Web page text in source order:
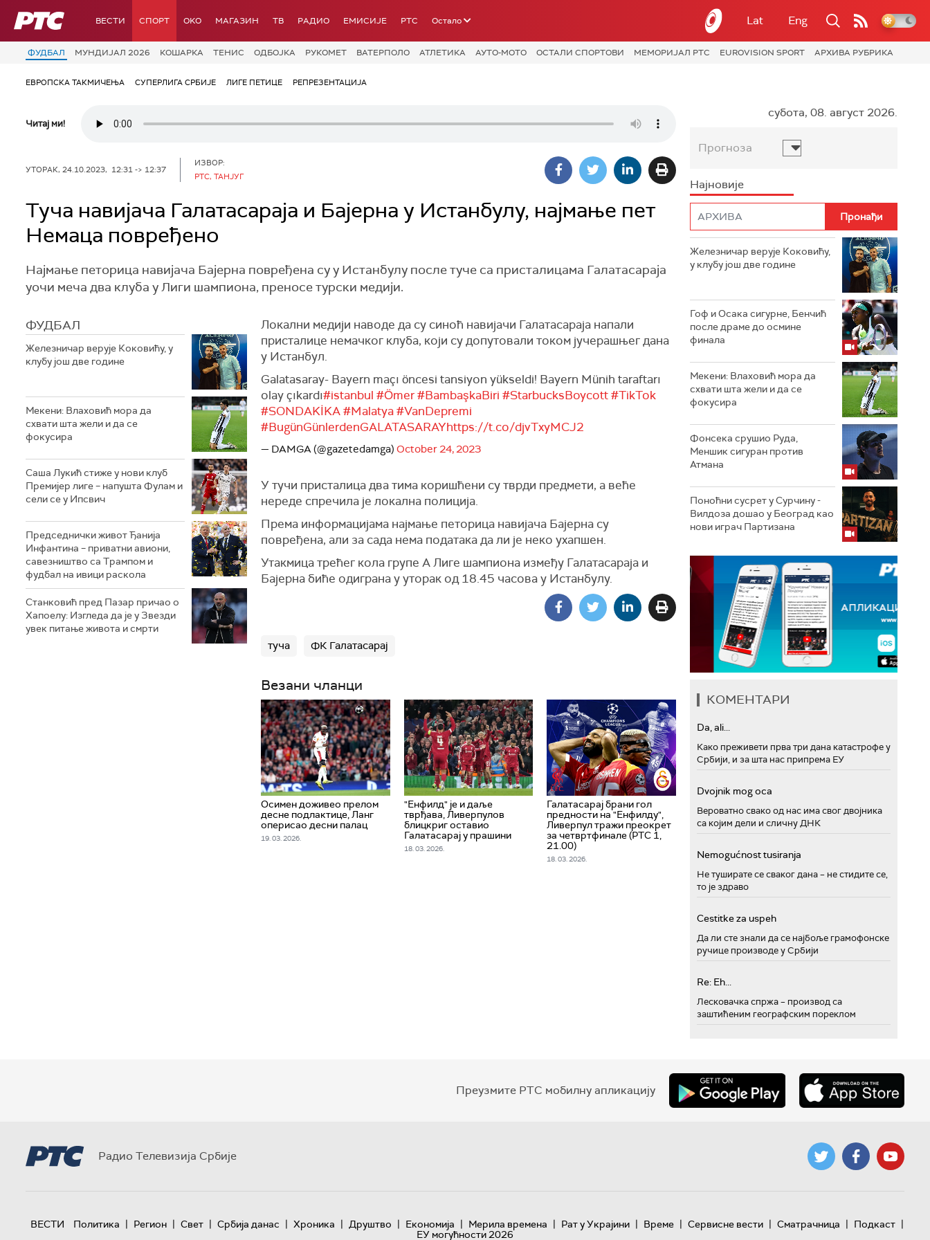
РТС ВЕСТИ СПОРТ OKO МАГАЗИН ТВ РАДИО ЕМИСИЈЕ РТС Остало Lat Eng
ФУДБАЛ МУНДИЈАЛ 2026 КОШАРКА ТЕНИС ОДБОЈКА РУКОМЕТ ВАТЕРПОЛО АТЛЕТИКА АУТО-МОТО ОСТАЛИ СПОРТОВИ МЕМОРИЈАЛ РТС EUROVISION SPORT АРХИВА РУБРИКА
ЕВРОПСКА ТАКМИЧЕЊА СУПЕРЛИГА СРБИЈЕ ЛИГЕ ПЕТИЦЕ РЕПРЕЗЕНТАЦИЈА
Читај ми!
УТОРАК, 24.10.2023, 12:31 -> 12:37
ИЗВОР:
РТС, ТАНЈУГ
Туча навијача Галатасараја и Бајерна у Истанбулу, најмање пет
Немаца повређено
Најмање петорица навијача Бајерна повређена су у Истанбулу после туче са присталицама Галатасараја
уочи меча два клуба у Лиги шампиона, преносе турски медији.
ФУДБАЛ
Железничар верује Коковићу, у
клубу још две године
Мекени: Влаховић мора да
схвати шта жели и да се
фокусира
Саша Лукић стиже у нови клуб
Премијер лиге – напушта Фулам и
сели се у Ипсвич
Председнички живот Ђанија
Инфантина – приватни авиони,
савезништво са Трампом и
фудбал на ивици раскола
Станковић пред Пазар причао о
Хапоелу: Изгледа да је у Звезди
увек питање живота и смрти
Локални медији наводе да су синоћ навијачи Галатасараја напали
присталице немачког клуба, који су допутовали током јучерашњег дана
у Истанбул.
Galatasaray- Bayern maçı öncesi tansiyon yükseldi! Bayern Münih taraftarı
olay çıkardı#istanbul #Ömer#BambaşkaBiri #StarbucksBoycott#TikTok
#SONDAKİKA#Malatya#VanDepremi
#BugünGünlerdenGALATASARAYhttps://t.co/djvTxyMCJ2
— DAMGA (@gazetedamga) October 24, 2023
У тучи присталица два тима коришћени су тврди предмети, а веће
нереде спречила је локална полиција.
Према информацијама најмање петорица навијача Бајерна су
повређена, али за сада нема података да ли је неко ухапшен.
Утакмица трећег кола групе А Лиге шампиона између Галатасараја и
Бајерна биће одиграна у уторак од 18.45 часова у Истанбулу.
туча ФК Галатасарај
Везани чланци
Осимен доживео прелом
десне подлактице, Ланг
оперисао десни палац
19. 03. 2026.
"Енфилд" је и даље
тврђава, Ливерпулов
блицкриг оставио
Галатасарај у прашини
18. 03. 2026.
Галатасарај брани гол
предности на "Енфилду",
Ливерпул тражи преокрет
за четвртфинале (РТС 1,
21.00)
18. 03. 2026.
субота, 08. август 2026.
Прогноза
Најновије
Железничар верује Коковићу,
у клубу још две године
Гоф и Осака сигурне, Бенчић
после драме до осмине
финала
Мекени: Влаховић мора да
схвати шта жели и да се
фокусира
Фонсека срушио Руда,
Меншик сигуран против
Атмана
Поноћни сусрет у Сурчину -
Вилдоза дошао у Београд као
нови играч Партизана
КОМЕНТАРИ
Da, ali...
Како преживети прва три дана катастрофе у
Србији, и за шта нас припрема ЕУ
Dvojnik mog oca
Вероватно свако од нас има свог двојника
са којим дели и сличну ДНК
Nemogućnost tusiranja
Не туширате се сваког дана – не стидите се,
то је здраво
Cestitke za uspeh
Да ли сте знали да се најбоље грамофонске
ручице производе у Србији
Re: Eh...
Лесковачка спржа – производ са
заштићеним географским пореклом
Преузмите РТС мобилну апликацију
Радио Телевизија Србије
ВЕСТИ Политика | Регион | Свет | Србија данас | Хроника | Друштво | Економија | Мерила времена | Рат у Украјини | Време | Сервисне вести | Сматрачница | Подкаст |
ЕУ могућности 2026